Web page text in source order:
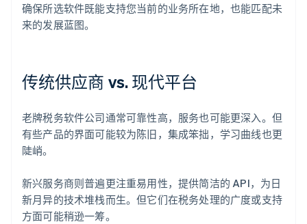
确保所选软件既能支持您当前的业务所在地，也能匹配未
来的发展蓝图。
传统供应商 vs. 现代平台
老牌税务软件公司通常可靠性高，服务也可能更深入。但
有些产品的界面可能较为陈旧，集成笨拙，学习曲线也更
陡峭。
新兴服务商则普遍更注重易用性，提供简洁的 API，为日
新月异的技术堆栈而生。但它们在税务处理的广度或支持
方面可能稍逊一筹。